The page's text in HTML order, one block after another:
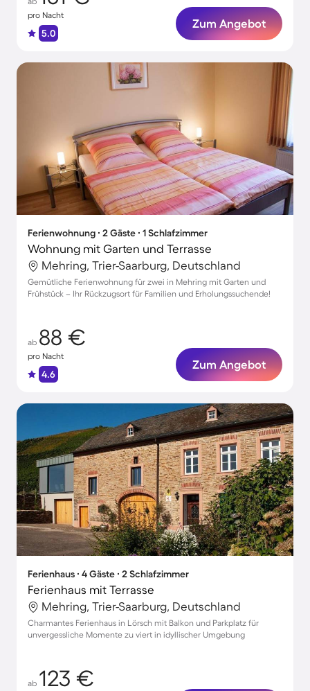
pro Nacht
5.0
Zum Angebot
Ferienwohnung ∙ 2 Gäste ∙ 1 Schlafzimmer
Wohnung mit Garten und Terrasse
Mehring, Trier-Saarburg, Deutschland
Gemütliche Ferienwohnung für zwei in Mehring mit Garten und
Frühstück – Ihr Rückzugsort für Familien und Erholungssuchende!
ab 88 €
pro Nacht
4.6
Zum Angebot
Ferienhaus ∙ 4 Gäste ∙ 2 Schlafzimmer
Ferienhaus mit Terrasse
Mehring, Trier-Saarburg, Deutschland
Charmantes Ferienhaus in Lörsch mit Balkon und Parkplatz für
unvergessliche Momente zu viert in idyllischer Umgebung
ab 123 €